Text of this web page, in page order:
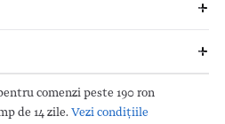
comenzi peste 190 ron
de 14 zile. Vezi condițiile